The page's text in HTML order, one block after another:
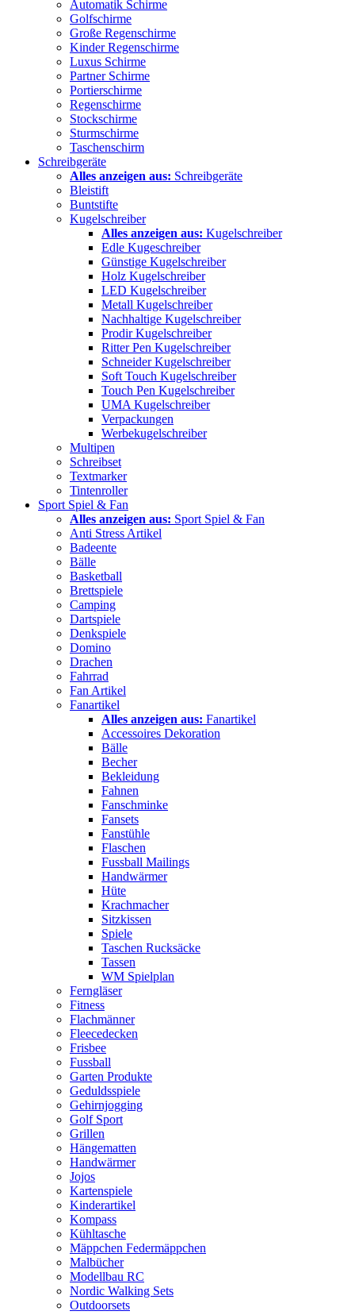
Automatik Schirme
Golfschirme
Große Regenschirme
Kinder Regenschirme
Luxus Schirme
Partner Schirme
Portierschirme
Regenschirme
Stockschirme
Sturmschirme
Taschenschirm
Schreibgeräte
Alles anzeigen aus: Schreibgeräte
Bleistift
Buntstifte
Kugelschreiber
Alles anzeigen aus: Kugelschreiber
Edle Kugeschreiber
Günstige Kugelschreiber
Holz Kugelschreiber
LED Kugelschreiber
Metall Kugelschreiber
Nachhaltige Kugelschreiber
Prodir Kugelschreiber
Ritter Pen Kugelschreiber
Schneider Kugelschreiber
Soft Touch Kugelschreiber
Touch Pen Kugelschreiber
UMA Kugelschreiber
Verpackungen
Werbekugelschreiber
Multipen
Schreibset
Textmarker
Tintenroller
Sport Spiel & Fan
Alles anzeigen aus: Sport Spiel & Fan
Anti Stress Artikel
Badeente
Bälle
Basketball
Brettspiele
Camping
Dartspiele
Denkspiele
Domino
Drachen
Fahrrad
Fan Artikel
Fanartikel
Alles anzeigen aus: Fanartikel
Accessoires Dekoration
Bälle
Becher
Bekleidung
Fahnen
Fanschminke
Fansets
Fanstühle
Flaschen
Fussball Mailings
Handwärmer
Hüte
Krachmacher
Sitzkissen
Spiele
Taschen Rucksäcke
Tassen
WM Spielplan
Ferngläser
Fitness
Flachmänner
Fleecedecken
Frisbee
Fussball
Garten Produkte
Geduldsspiele
Gehirnjogging
Golf Sport
Grillen
Hängematten
Handwärmer
Jojos
Kartenspiele
Kinderartikel
Kompass
Kühltasche
Mäppchen Federmäppchen
Malbücher
Modellbau RC
Nordic Walking Sets
Outdoorsets